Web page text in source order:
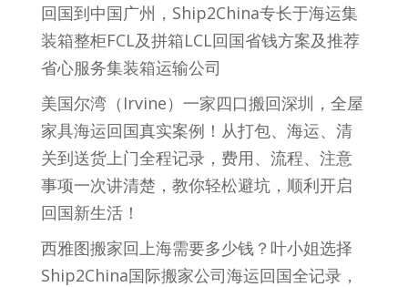
回国到中国广州，Ship2China专长于海运集
装箱整柜FCL及拼箱LCL回国省钱方案及推荐
省心服务集装箱运输公司
美国尔湾（Irvine）一家四口搬回深圳，全屋
家具海运回国真实案例！从打包、海运、清
关到送货上门全程记录，费用、流程、注意
事项一次讲清楚，教你轻松避坑，顺利开启
回国新生活！
西雅图搬家回上海需要多少钱？叶小姐选择
Ship2China国际搬家公司海运回国全记录，